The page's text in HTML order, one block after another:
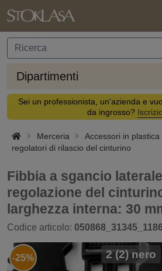
Dipartimenti
Sei un professionista, un'azienda e
da ingrosso?
Merceria Accessori in plastica
regolatori di rilascio del cinturino
Fibbia a sgancio
regolazione del
larghezza interna: 30
Codice articolo: 050868_31345_1186
-25% 2 (2) nero